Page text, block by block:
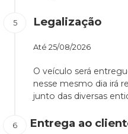
Legalização
Até 25/08/2026
O veículo será
nesse mesmo dia irá
junto das diversas
Entrega ao